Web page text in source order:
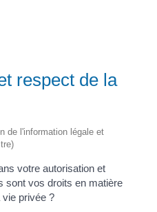
respect de la
de l'information légale et
votre autorisation et
sont vos droits en matière
privée ?